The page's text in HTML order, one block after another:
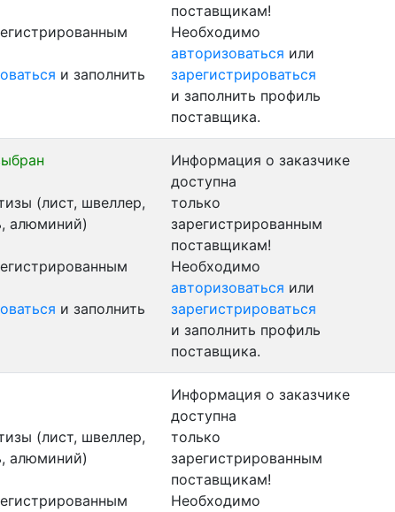
и заполнить
поставщикам!
Необходимо
авторизоваться или
зарегистрироваться
и заполнить профиль
поставщика.
(лист, швеллер,
алюминий)
и заполнить
Информация о заказчике
доступна
только
зарегистрированным
поставщикам!
Необходимо
авторизоваться или
зарегистрироваться
и заполнить профиль
поставщика.
(лист, швеллер,
алюминий)
Информация о заказчике
доступна
только
зарегистрированным
поставщикам!
Необходимо